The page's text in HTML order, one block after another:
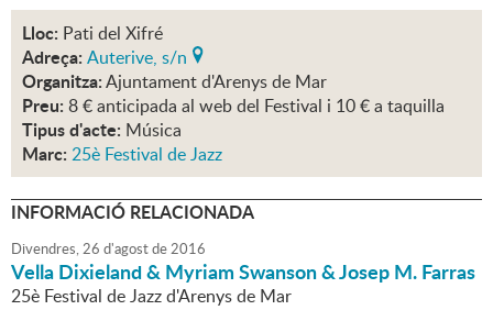
Lloc: Pati del Xifré
Adreça: Auterive, s/n
Organitza:Ajuntament d'Arenys de Mar
Preu: 8 € anticipada al web del Festival i 10 € a taquilla
Tipus d'acte: Música
Marc: 25è Festival de Jazz
INFORMACIÓ RELACIONADA
Divendres,26 d'agostde2016
Vella Dixieland & Myriam Swanson & Josep M. Farras
25è Festival de Jazz d'Arenys de Mar